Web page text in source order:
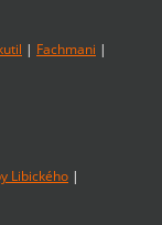
| Fachmani |
Libického |